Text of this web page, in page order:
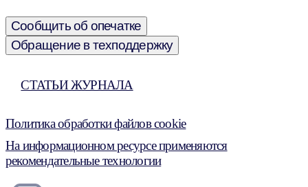
Сообщить об опечатке
Обращение в техподдержку
СТАТЬИ ЖУРНАЛА
Политика обработки файлов cookie
На информационном ресурсе применяются
рекомендательные технологии